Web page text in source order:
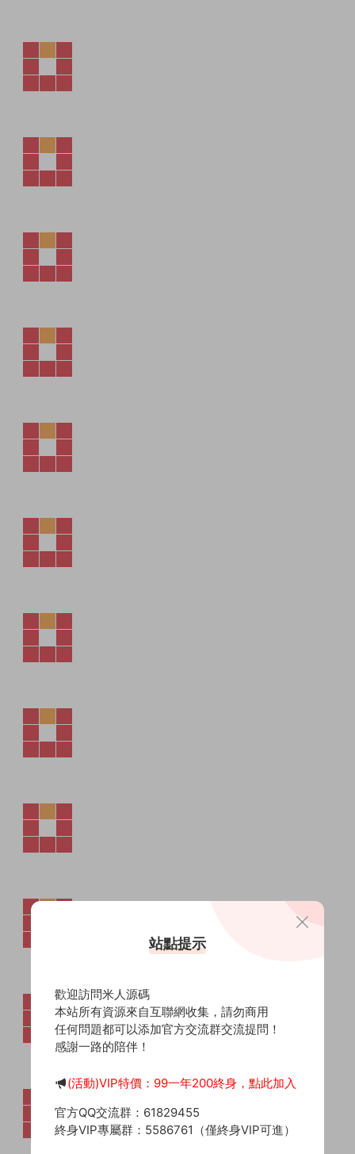
站點提示
歡迎訪問米人源碼
本站所有資源來自互聯網收集，請勿商用
任何問題都可以添加官方交流群交流提問！
感謝一路的陪伴！
(活動)VIP特價：99一年200終身，點此加入
官方QQ交流群：61829455
終身VIP專屬群：5586761（僅終身VIP可進）